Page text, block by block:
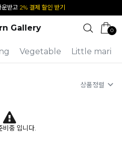
받고 2% 결제 할인 받기
Gallery 0
Vegetable Little mari
상품정렬
비중 입니다.